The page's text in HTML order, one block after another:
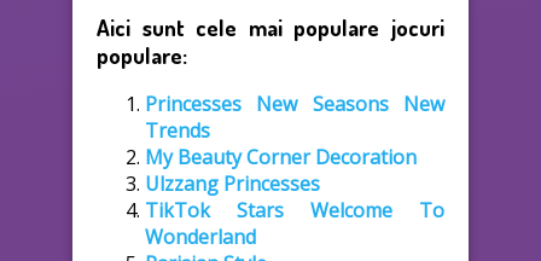
Aici sunt cele mai populare jocuri
populare:
Princesses New Seasons New
Trends
My Beauty Corner Decoration
Ulzzang Princesses
TikTok Stars Welcome To
Wonderland